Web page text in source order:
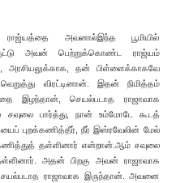
அவனால்இந்த பூமியில்
அவன் பெற்றுக்கொண்ட ராஜ்யம்
அரசியலுக்காக, தன் பிள்ளைக்காகவே
விரட்டினான். இதன் நிமித்தம்
இழந்தான், செயல்படாத ராஜாவாக
சவுலை பார்த்து, நான் உம்மோடே கூடத்
புறக்கணித்தீர், நீர் இஸ்ரவேலின் மேல்
தள்ளினார் என்றான்.ஆம் சவுலை
அதன் பிறகு அவன் ராஜாவாக
ராஜாவாக இருந்தான். அவனை